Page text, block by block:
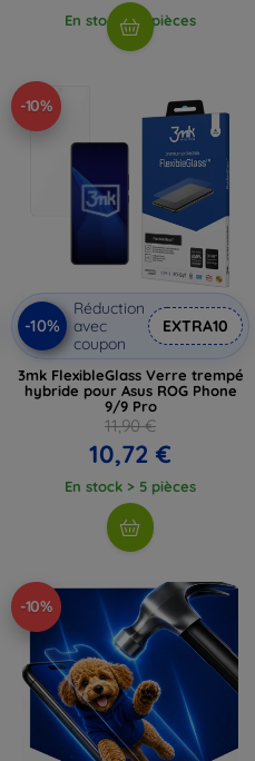
En stock > 5 pièces
-10%
-10%
Réduction
avec
coupon
EXTRA10
3mk FlexibleGlass Verre trempé
hybride pour Asus ROG Phone
9/9 Pro
11,90 €
10,72 €
En stock > 5 pièces
-10%